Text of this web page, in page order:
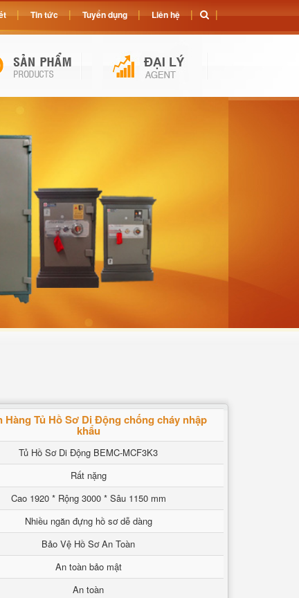
Hàng Tủ Hồ Sơ Di Động chống cháy nhập
khẩu
Tủ Hồ Sơ Di Động BEMC-MCF3K3
Rất nặng
Cao 1920 * Rộng 3000 * Sâu 1150 mm
Nhiều ngăn đựng hồ sơ dễ dàng
Bảo Vệ Hồ Sơ An Toàn
An toàn bảo mật
An toàn
Tin tức Tuyển dụng Liên hệ